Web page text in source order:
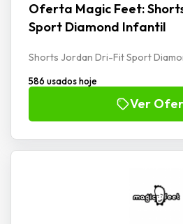
Oferta Magic Feet:
Sport Diamond Infantil
Shorts Jordan Dri-Fit Sport
586 usados hoje
Ver